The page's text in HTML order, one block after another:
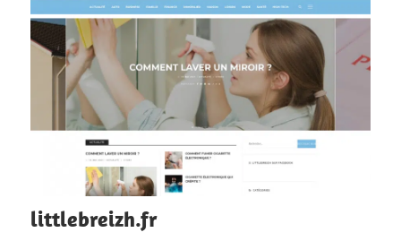
littlebreizh.fr